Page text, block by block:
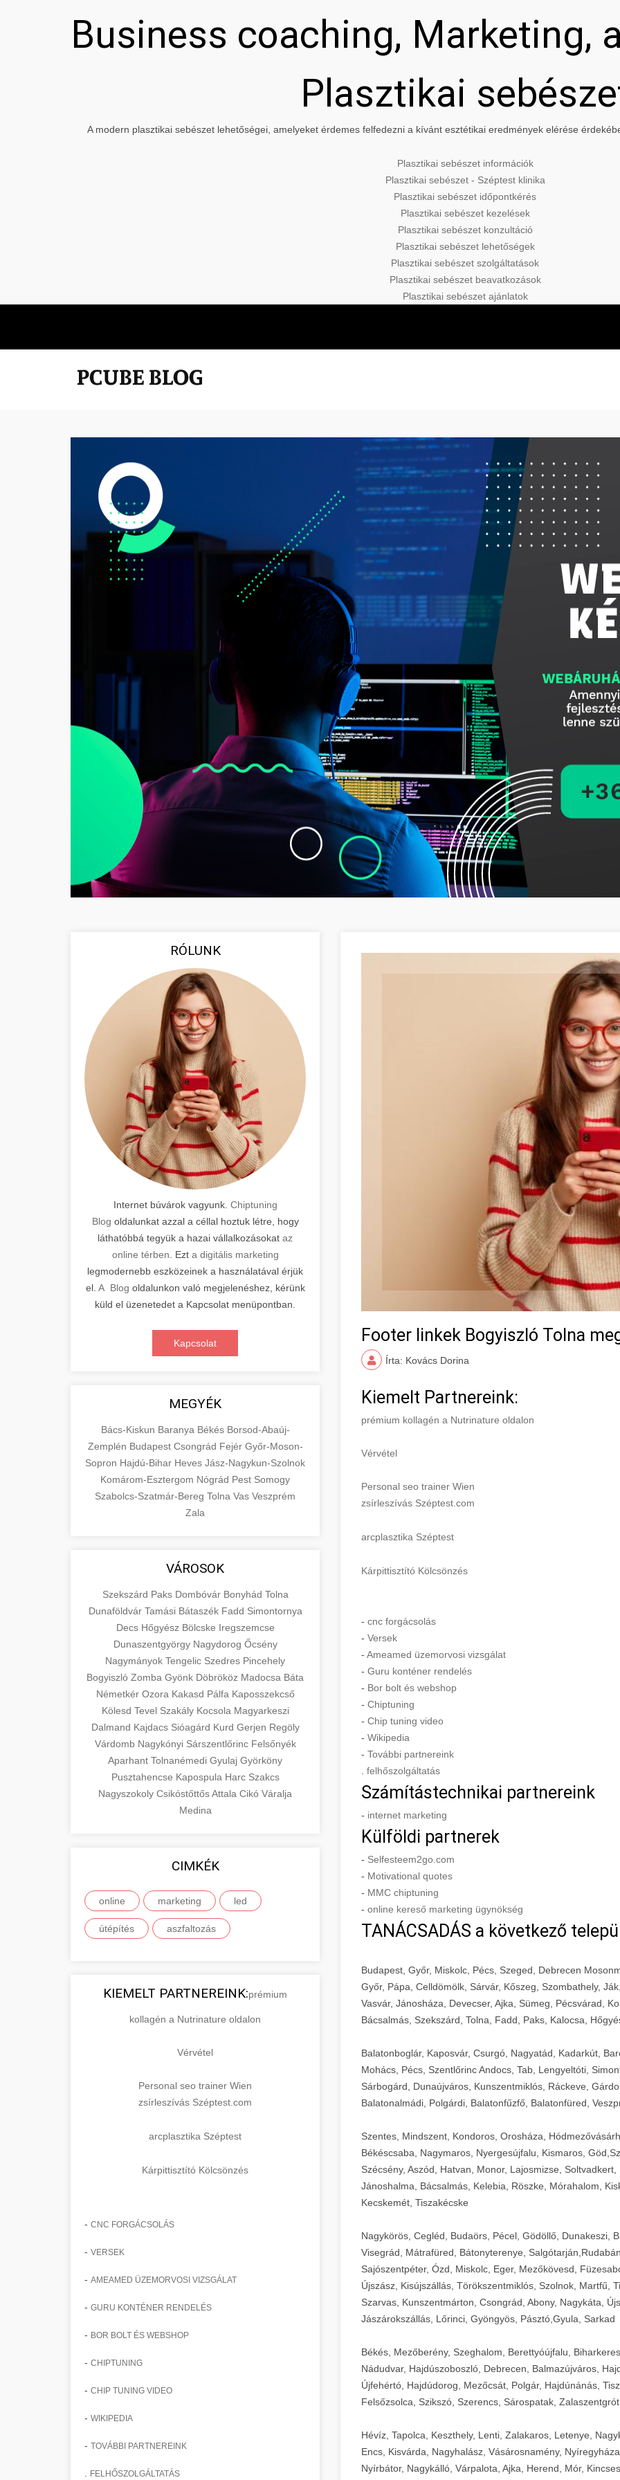
Business coaching, Marketing,
Plasztikai
A modern plasztikai sebészet lehetőségei, amelyeket érdemes felfedezni a kívánt esztétikai eredmények elérése
Plasztikai sebészet információk
Plasztikai sebészet - Széptest klinika
Plasztikai sebészet időpontkérés
Plasztikai sebészet kezelések
Plasztikai sebészet konzultáció
Plasztikai sebészet lehetőségek
Plasztikai sebészet szolgáltatások
Plasztikai sebészet beavatkozások
Plasztikai sebészet ajánlatok
RÓLUNK
Internet búvárok vagyunk. Chiptuning
Blog oldalunkat azzal a céllal hoztuk létre, hogy
láthatóbbá tegyük a hazai vállalkozásokat az
online térben . Ezt a digitális marketing
legmodernebb eszközeinek a használatával érjük
el. A Blog oldalunkon való megjelenéshez, kérünk
küld el üzenetedet a Kapcsolat menüpontban.
Kapcsolat
MEGYÉK
Bács-Kiskun Baranya Békés Borsod-Abaúj-
Zemplén Budapest Csongrád Fejér Győr-Moson-
Sopron Hajdú-Bihar Heves Jász-Nagykun-Szolnok
Komárom-Esztergom Nógrád Pest Somogy
Szabolcs-Szatmár-Bereg Tolna Vas Veszprém
Zala
VÁROSOK
Szekszárd Paks Dombóvár Bonyhád Tolna
Dunaföldvár Tamási Bátaszék Fadd Simontornya
Decs Hőgyész Bölcske Iregszemcse
Dunaszentgyörgy Nagydorog Őcsény
Nagymányok Tengelic Szedres Pincehely
Bogyiszló Zomba Gyönk Döbrököz Madocsa Báta
Németkér Ozora Kakasd Pálfa Kaposszekcső
Kölesd Tevel Szakály Kocsola Magyarkeszi
Dalmand Kajdacs Sióagárd Kurd Gerjen Regöly
Várdomb Nagykónyi Sárszentlőrinc Felsőnyék
Aparhant Tolnanémedi Gyulaj Györköny
Pusztahencse Kapospula Harc Szakcs
Nagyszokoly CsikóstőttősAttala Cikó Váralja
Medina
CIMKÉK
online marketing led
útépítés aszfaltozás
KIEMELT PARTNEREINK:prémium
kollagén a Nutrinature oldalon
Vérvétel
Personal seo trainer Wien
zsírleszívás Széptest.com
arcplasztika Széptest
Kárpittisztító Kölcsönzés
- CNC FORGÁCSOLÁS
- VERSEK
- AMEAMED ÜZEMORVOSI VIZSGÁLAT
- GURU KONTÉNER RENDELÉS
- BOR BOLT ÉS WEBSHOP
- CHIPTUNING
- CHIP TUNING VIDEO
- WIKIPEDIA
- TOVÁBBI PARTNEREINK
FELHŐSZOLGÁLTATÁS
Footer linkek Bogyiszló Tolna
Írta: Kovács Dorina
Kiemelt Partnereink:
prémium kollagén a Nutrinature oldalon
Vérvétel
Personal seo trainer Wien
zsírleszívás Széptest.com
arcplasztika Széptest
Kárpittisztító Kölcsönzés
- cnc forgácsolás
- Versek
- Ameamed üzemorvosi vizsgálat
- Guru konténer rendelés
- Bor bolt és webshop
- Chiptuning
- Chip tuning video
- Wikipedia
- További partnereink
felhőszolgáltatás
Számítástechnikai partnereink
- internet marketing
Külföldi partnerek
- Selfesteem2go.com
- Motivational quotes
- MMC chiptuning
- online kereső marketing ügynökség
TANÁCSADÁS a következő
Budapest, Győr, Miskolc, Pécs, Szeged, Debrecen
Győr, Pápa, Celldömölk, Sárvár, Kőszeg, Szombathely,
Vasvár, Jánosháza, Devecser, Ajka, Sümeg, Pécsvárad,
Bácsalmás, Szekszárd, Tolna, Fadd, Paks, Kalocsa,
Balatonboglár, Kaposvár, Csurgó, Nagyatád, Kadarkút,
Mohács, Pécs, Szentlőrinc Andocs, Tab, Lengyeltóti,
Sárbogárd, Dunaújváros, Kunszentmiklós, Ráckeve,
Balatonalmádi, Polgárdi, Balatonfűzfő, Balatonfüred,
Szentes, Mindszent, Kondoros, Orosháza,
Békéscsaba, Nagymaros, Nyergesújfalu, Kismaros,
Szécsény, Aszód, Hatvan, Monor, Lajosmizse,
Jánoshalma, Bácsalmás, Kelebia, Röszke, Mórahalom,
Kecskemét, Tiszakécske
Nagykörös, Cegléd, Budaörs, Pécel, Gödöllő, Dunakeszi,
Visegrád, Mátrafüred, Bátonyterenye,
Sajószentpéter, Ózd, Miskolc, Eger, Mezőkövesd,
Újszász, Kisújszállás, Törökszentmiklós, Szolnok, Martfű,
Szarvas, Kunszentmárton, Csongrád, Abony, Nagykáta,
Jászárokszállás, Lőrinci, Gyöngyös, Pásztó,Gyula, Sarkad
Békés, Mezőberény, Szeghalom, Berettyóújfalu,
Nádudvar, Hajdúszoboszló, Debrecen, Balmazújváros,
Újfehértó, Hajdúdorog, Mezőcsát, Polgár, Hajdúnánás,
Felsőzsolca, Szikszó, Szerencs, Sárospatak, Zalaszentgrót
Hévíz, Tapolca, Keszthely, Lenti, Zalakaros, Letenye,
Encs, Kisvárda, Nagyhalász, Vásárosnamény,
Nyírbátor, Nagykálló, Várpalota, Ajka, Herend, Mór,